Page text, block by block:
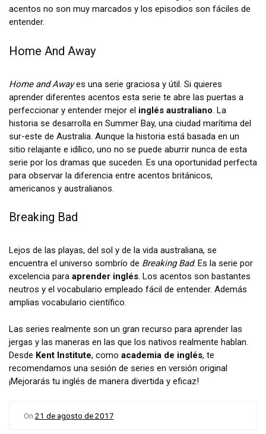
acentos no son muy marcados y los episodios son fáciles de
entender.
Home And Away
Home and Awayes una serie graciosa y útil. Si quieres
aprender diferentes acentos esta serie te abre las puertas a
perfeccionar y entender mejor el inglés australiano. La
historia se desarrolla en Summer Bay, una ciudad marítima del
sur-este de Australia. Aunque la historia está basada en un
sitio relajante e idílico, uno no se puede aburrir nunca de esta
serie por los dramas que suceden. Es una oportunidad perfecta
para observar la diferencia entre acentos británicos,
americanos y australianos.
Breaking Bad
Lejos de las playas, del sol y de la vida australiana, se
encuentra el universo sombrío de Breaking Bad. Es la serie por
excelencia para aprender inglés. Los acentos son bastantes
neutros y el vocabulario empleado fácil de entender. Además
amplias vocabulario científico.
Las series realmente son un gran recurso para aprender las
jergas y las maneras en las que los nativos realmente hablan.
Desde Kent Institute, como academia de inglés, te
recomendamos una sesión de series en versión original
¡Mejorarás tu inglés de manera divertida y eficaz!
On 21 de agosto de 2017